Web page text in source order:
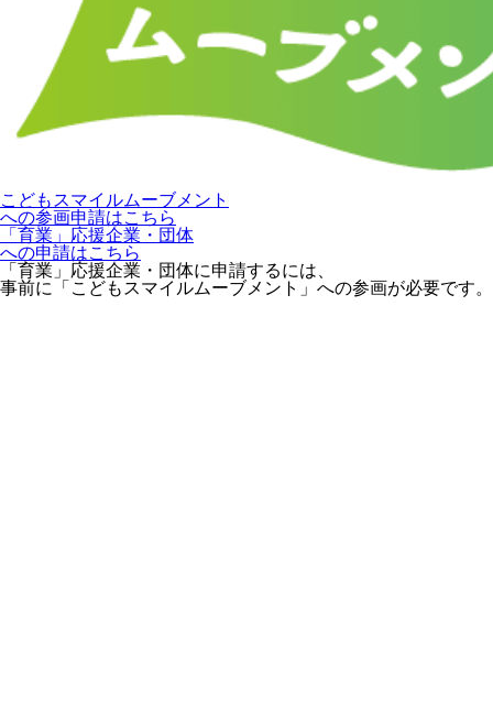
こどもスマイルムーブメント
への参画申請はこちら
「育業」応援企業・団体
への申請はこちら
「育業」応援企業・団体に申請するには、
事前に「こどもスマイルムーブメント」への参画が必要です。